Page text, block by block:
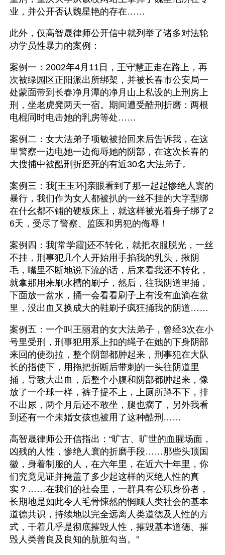
业，并公开否认魏星艳的存在……
此外，仅高智晟律师公开信中就列举了诸多对法轮
功学员性暴力的案例：
案例一：2002年4月11日，王守慧正走在路上，再
次被绿园区正阳派出所绑架，并被长春市公安局一
处蒙面带到长春净月潭的净月山上私设的上刑房上
刑，坐老虎凳两天一宿。期间遭受酷刑折磨：两根
电棍同时电击她的乳房等处……
案例二：女大法弟子项敏被抬回来后告诉我，在这
里警察一边电她一边侮辱她的阴部，在这次长春的
大搜捕中被酷刑折磨死的有近30名大法弟子。
案例三：我[王玉环]亲眼看到了那一起起惨绝人寰的
暴行，我们作为女人都被扒的一丝不挂的大字型绑
在什幺都不铺的硬板床上，就这样被光着身子绑了2
6天，受尽了警察、监医和男犯的侮辱！
案例四：我[常学霞]还不转化，就把衣服脱光，一丝
不挂，刑事犯几个人开始用手掐我的乳头，揪阴
毛，嘴里不断地说下流的话，后来看我还不转化，
就拿那用来刷水槽的刷子，然后，往我阴道里捅，
下面放一盆水，捅一会看看刷子上有没有血滴在盆
里，没出血又换成大的鞋刷子疯狂捅我的阴道……
案例五：一个叫王丽君的女大法弟子，曾经3次在小
号里受刑，刑事犯用系上扣的绳子在她的下身阴部
来回的使劲拉，整个阴部都肿起来，刑事犯在大队
长的指使下，用拖把折断后带刺的一头往阴道里
捅，导致大出血，后整个小腹和阴部都肿起来，像
放了一个球一样，裤子提不上，上厕所蹲不下，排
不出尿，两个月后还不敢坐，腿也瘸了，另外我看
到还有一个未婚女孩也被用了这种酷刑……
高智晟律师公开信指出：“旷古、旷世的血腥场面，
凶残的人性，惨绝人寰的折磨手段……那些头顶国
徽，身着制服的人，在六年里，在近六十年里，你
们究竟见证并掩盖了多少起这样的灭绝人性的真
实？……在我们的社会里，一群具有公职身份者，
长期地是如此令人毛骨悚然的惘顾人类社会的基本
道德共识，持续地以完全远离人类道德及人性的方
式，干着几乎是彻底摧毁人性，摧毁基本道德、摧
毁人类善良及良知的肮脏勾当。”